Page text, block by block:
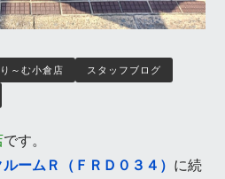
～む小倉店 スタッフブログ
です。
ルームＲ（ＦＲＤ０３４） に続